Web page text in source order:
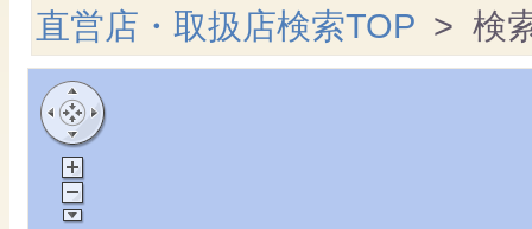
直営店・取扱店検索TOP > 検